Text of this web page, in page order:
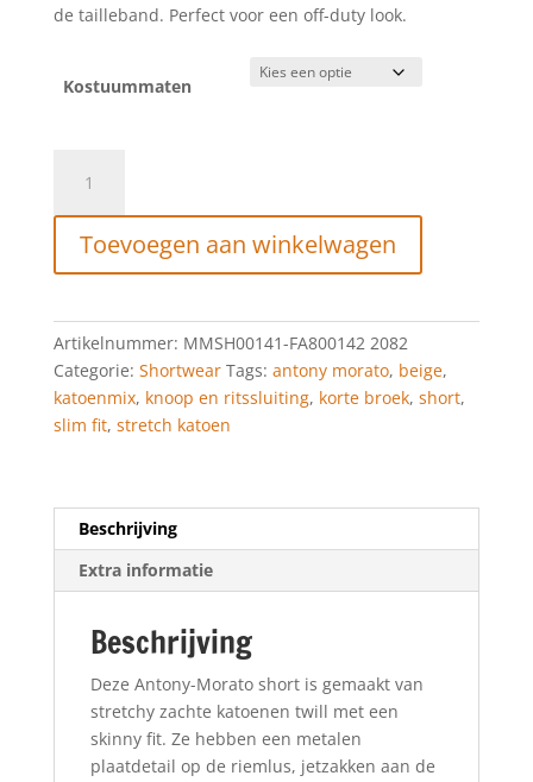
de tailleband. Perfect voor een off-duty look.
Kostuummaten
MORATO
SKINNY-
"BRYAN"
BEIGE
aantal
Toevoegen aan winkelwagen
Artikelnummer: MMSH00141-FA800142 2082
Categorie: Shortwear Tags: antony morato, beige,
katoenmix, knoop en ritssluiting, korte broek, short,
slim fit, stretch katoen
Beschrijving
Extra informatie
Beschrijving
Deze Antony-Morato short is gemaakt van
stretchy zachte katoenen twill met een
skinny fit. Ze hebben een metalen
plaatdetail op de riemlus, jetzakken aan de